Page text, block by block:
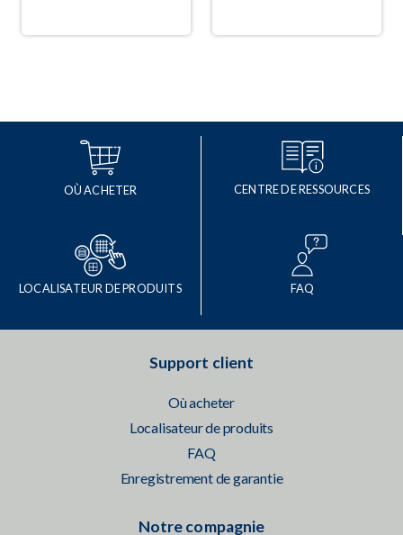
OÙ ACHETER CENTRE DE RESSOURCES
LOCALISATEUR DE PRODUITS FAQ
Support client
Où acheter
Localisateur de produits
FAQ
Enregistrement de garantie
Notre compagnie